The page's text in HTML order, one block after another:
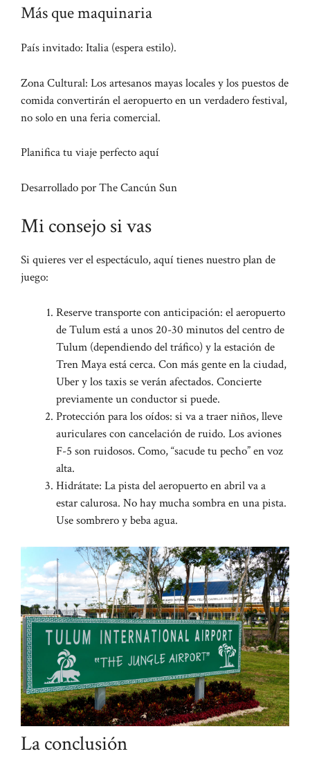
Más que maquinaria
País invitado: Italia (espera estilo).
Zona Cultural: Los artesanos mayas locales y los puestos de
comida convertirán el aeropuerto en un verdadero festival,
no solo en una feria comercial.
Planifica tu viaje perfecto aquí
Desarrollado por The Cancún Sun
Mi consejo si vas
Si quieres ver el espectáculo, aquí tienes nuestro plan de
juego:
Reserve transporte con anticipación: el aeropuerto
de Tulum está a unos 20-30 minutos del centro de
Tulum (dependiendo del tráfico) y la estación de
Tren Maya está cerca. Con más gente en la ciudad,
Uber y los taxis se verán afectados. Concierte
previamente un conductor si puede.
Protección para los oídos: si va a traer niños, lleve
auriculares con cancelación de ruido. Los aviones
F-5 son ruidosos. Como, “sacude tu pecho” en voz
alta.
Hidrátate: La pista del aeropuerto en abril va a
estar calurosa. No hay mucha sombra en una pista.
Use sombrero y beba agua.
La conclusión